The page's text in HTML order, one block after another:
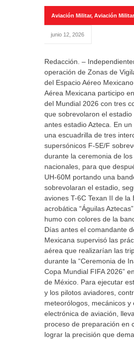
Aviación Militar, Aviación
junio 12, 2026
Redacción. –
operación de Zonas de
del Espacio Aéreo
Aérea Mexicana participo
del Mundial 2026 con tres
que sobrevolaron el estadio
antes estadio Azteca. En
una escuadrilla de tres
supersónicos F-5E/F
durante la ceremonia de
nacionales, para que
UH-60M portando una
sobrevolaran el estadio,
aviones T-6C Texan II de la
acrobática “Águilas
humo con colores de la
Días antes el comandante
Mexicana supervisó las
aérea que realizarían las
durante la “Ceremonia de
Copa Mundial FIFA 2026”
de México. Para ejecutar
y los pilotos aviadores,
meteorólogos, mecánicos y
electrónica de aviación,
proceso de preparación en
lograr la precisión que